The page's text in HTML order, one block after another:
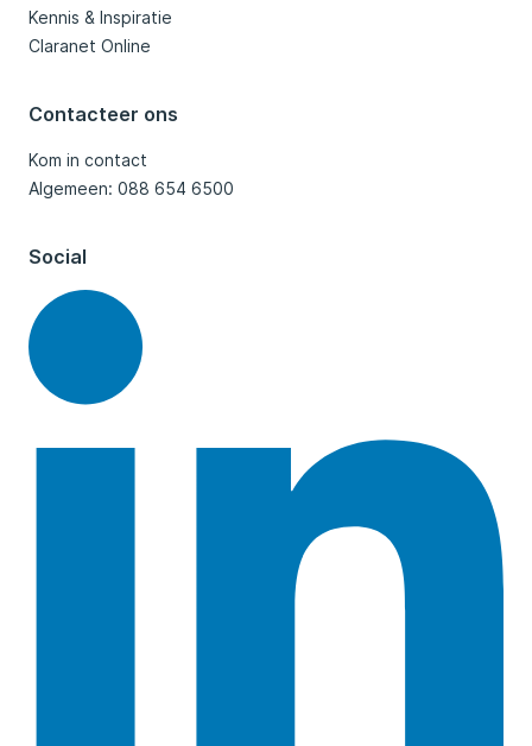
Kennis & Inspiratie
Claranet Online
Contacteer ons
Kom in contact
Algemeen: 088 654 6500
Social